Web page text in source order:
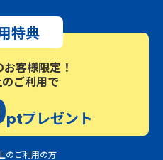
特典
客様限定！
ご利用で
ptプレゼント
のご利用の方